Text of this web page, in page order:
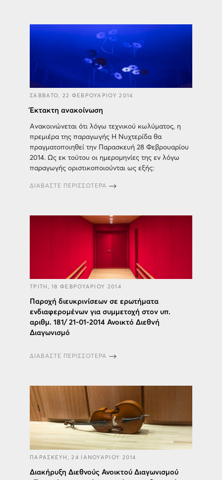
ΣΑΒΒΑΤΟ, 22 ΦΕΒΡΟΥΑΡΙΟΥ 2014
Έκτακτη ανακοίνωση
Ανακοινώνεται ότι λόγω τεχνικού κωλύματος, η
πρεμιέρα της παραγωγής Η Νυχτερίδα θα
πραγματοποιηθεί την Παρασκευή 28 Φεβρουαρίου
2014. Ως εκ τούτου οι ημερομηνίες της εν λόγω
παραγωγής οριστικοποιούνται ως εξής:
ΔΙΑΒΑΣΤΕ ΠΕΡΙΣΣΟΤΕΡΑ
ΤΡΙΤΗ, 18 ΦΕΒΡΟΥΑΡΙΟΥ 2014
Παροχή διευκρινίσεων σε ερωτήματα
ενδιαφερομένων για συμμετοχή στον υπ.
αριθμ. 181/ 21-01-2014 Ανοικτό Διεθνή
Διαγωνισμό
ΔΙΑΒΑΣΤΕ ΠΕΡΙΣΣΟΤΕΡΑ
ΠΑΡΑΣΚΕΥΗ, 24 ΙΑΝΟΥΑΡΙΟΥ 2014
Διακήρυξη Διεθνούς Ανοικτού Διαγωνισμού